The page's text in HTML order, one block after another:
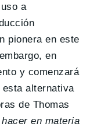
a
pionera en este
en
y comenzará
alternativa
de Thomas
en materia